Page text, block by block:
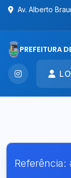
Av. Alberto
PREFEITURA
Referência: